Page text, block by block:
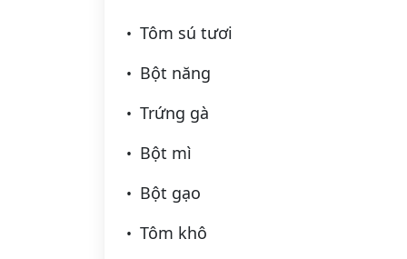
Tôm sú tươi
Bột năng
Trứng gà
Bột mì
Bột gạo
Tôm khô